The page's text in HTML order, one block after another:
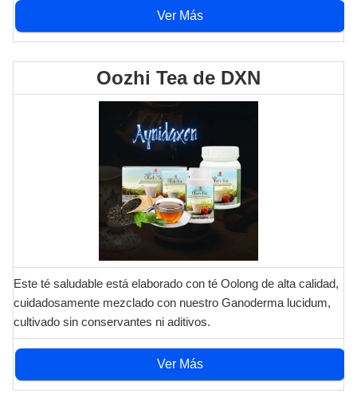
Ver Más
Oozhi Tea de DXN
Este té saludable está elaborado con té Oolong de alta calidad,
cuidadosamente mezclado con nuestro Ganoderma lucidum,
cultivado sin conservantes ni aditivos.
Ver Más